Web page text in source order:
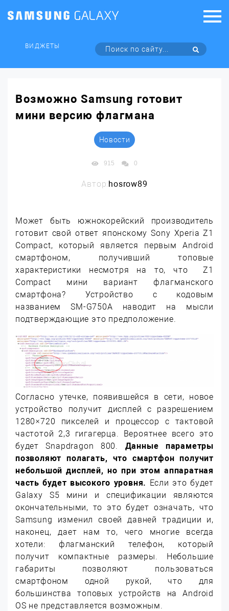
ВИДЖЕТЫ
Возможно Samsung готовит
мини версию флагмана
Новости
915 0
Автор:hosrow89
Может быть южнокорейский производитель
готовит свой ответ японскому Sony Xperia Z1
Compact, который является первым Android
смартфоном, получивший топовые
характеристики несмотря на то, что Z1
Compact мини вариант флагманского
смартфона? Устройство с кодовым
названием SM-G750A наводит на мысли
подтверждающие это предположение.
Согласно утечке, появившейся в сети, новое
устройство получит дисплей с разрешением
1280×720 пикселей и процессор с тактовой
частотой 2,3 гигагерца. Вероятнее всего это
будет Snapdragon 800. Данные параметры
позволяют полагать, что смартфон получит
небольшой дисплей, но при этом аппаратная
часть будет высокого уровня. Если это будет
Galaxy S5 мини и спецификации являются
окончательными, то это будет означать, что
Samsung изменил своей давней традиции и,
наконец, дает нам то, чего многие всегда
хотели: флагманский телефон, который
получит компактные размеры. Небольшие
габариты позволяют пользоваться
смартфоном одной рукой, что для
большинства топовых устройств на Android
OS не представляется возможным.